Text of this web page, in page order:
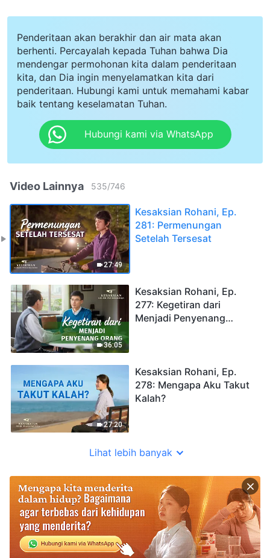
Penderitaan akan berakhir dan air mata akan
berhenti. Percayalah kepada Tuhan bahwa Dia
mendengar permohonan kita dalam penderitaan
kita, dan Dia ingin menyelamatkan kita dari
penderitaan. Hubungi kami untuk memahami kabar
baik tentang keselamatan Tuhan.
Hubungi kami via WhatsApp
Video Lainnya 535/746
27:49
Kesaksian Rohani, Ep.
281: Permenungan
Setelah Tersesat
36:05
Kesaksian Rohani, Ep.
277: Kegetiran dari
Menjadi Penyenang
27:20
Kesaksian Rohani, Ep.
278: Mengapa Aku Takut
Kalah?
Lihat lebih banyak